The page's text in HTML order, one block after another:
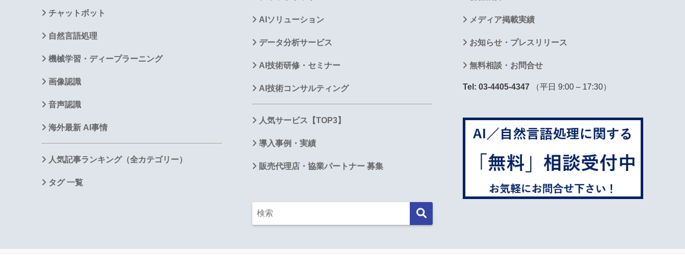
チャットボット
自然言語処理
機械学習・ディープラーニング
画像認識
音声認識
海外最新 AI事情
人気記事ランキング（全カテゴリー）
タグ 一覧
AIソリューション
データ分析サービス
AI技術研修・セミナー
AI技術コンサルティング
人気サービス【TOP3】
導入事例・実績
販売代理店・協業パートナー 募集
メディア掲載実績
お知らせ・プレスリリース
無料相談・お問合せ
Tel: 03-4405-4347 （平日 9:00 – 17:30）